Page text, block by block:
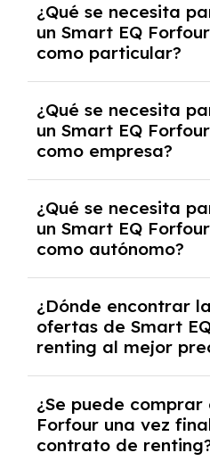
pero puede haber
cancelación anticipada.
las condiciones del
experto que te asesore.
¿Qué se necesita
un Smart EQ
como particular?
y, en algunos casos,
crediticia y un pago
¿Qué se necesita
un Smart EQ
como empresa?
documentación
casos, un informe de
y un pago inicial.
¿Qué se necesita
un Smart EQ
como autónomo?
autónomos, justificante
algunos casos, un
inicial.
¿Dónde encontrar
ofertas de Smart
renting al mejor
mejores ofertas de
todos los gastos
entradas.
¿Se puede comprar
Forfour una vez
contrato de